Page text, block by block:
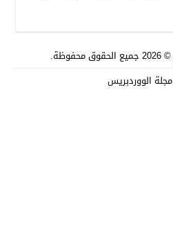
© 2026 جميع الحقوق محفوظة.
مجلة الووردبريس